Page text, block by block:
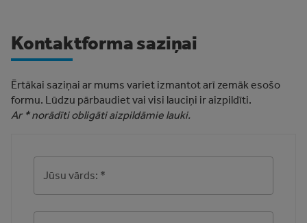
Kontaktforma saziņai
Ērtākai saziņai ar mums variet izmantot arī zemāk esošo
formu. Lūdzu pārbaudiet vai visi lauciņi ir aizpildīti.
Ar * norādīti obligāti aizpildāmie lauki.
Jūsu vārds: *